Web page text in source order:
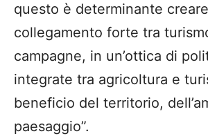
questo è determinante
collegamento forte tra
campagne, in un’ottica di
integrate tra agricoltura e
beneficio del territorio,
paesaggio”.